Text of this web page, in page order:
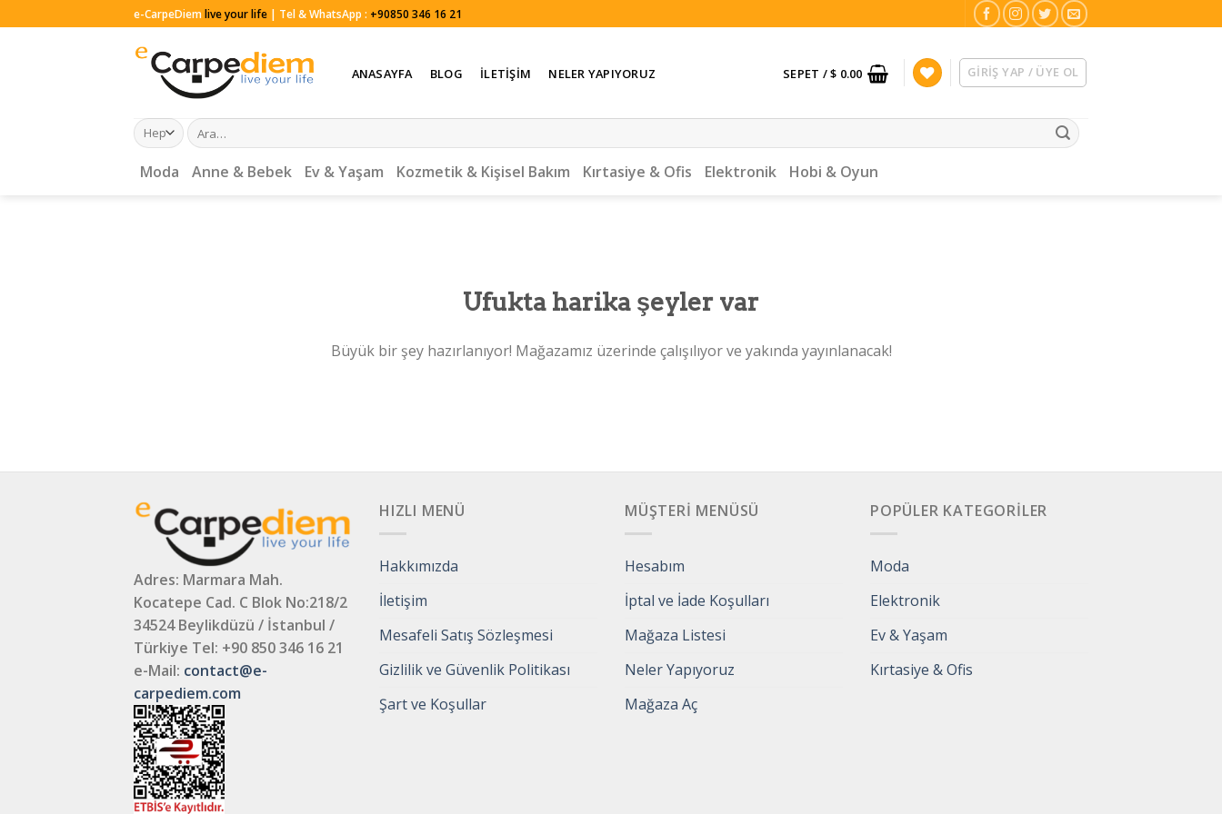
to
e-CarpeDiemlive your life | Tel & WhatsApp : +90850 346 16 21
ANASAYFA BLOG İLETIŞIM NELER YAPIYORUZ SEPET /$ 0.00 GIRIŞ YAP / ÜYE OL
Ara:
Moda Anne & Bebek Ev & Yaşam Kozmetik & Kişisel Bakım Kırtasiye & Ofis Elektronik Hobi & Oyun
Ufukta harika şeyler var
Büyük bir şey hazırlanıyor! Mağazamız üzerinde çalışılıyor ve yakında yayınlanacak!
Adres: Marmara Mah.
Kocatepe Cad. C Blok No:218/2
34524 Beylikdüzü / İstanbul /
Türkiye Tel: +90 850 346 16 21
e-Mail: contact@e-
carpediem.com
HIZLI MENÜ
Hakkımızda
İletişim
Mesafeli Satış Sözleşmesi
Gizlilik ve Güvenlik Politikası
Şart ve Koşullar
MÜŞTERI MENÜSÜ
Hesabım
İptal ve İade Koşulları
Mağaza Listesi
Neler Yapıyoruz
Mağaza Aç
POPÜLER KATEGORILER
Moda
Elektronik
Ev & Yaşam
Kırtasiye & Ofis